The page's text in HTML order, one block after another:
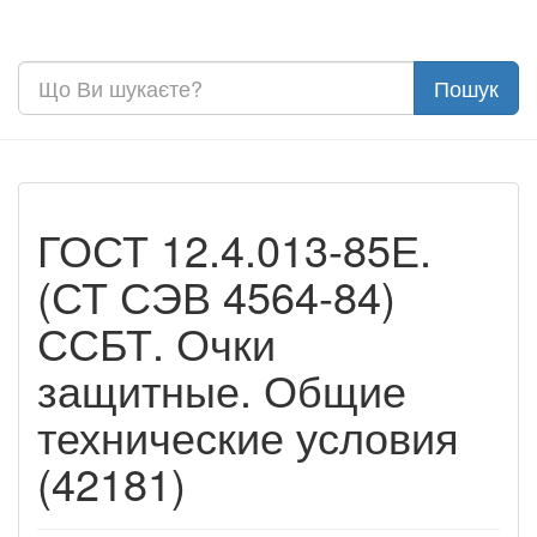
ГОСТ 12.4.013-85Е.
(СТ СЭВ 4564-84)
ССБТ. Очки
защитные. Общие
технические условия
(42181)